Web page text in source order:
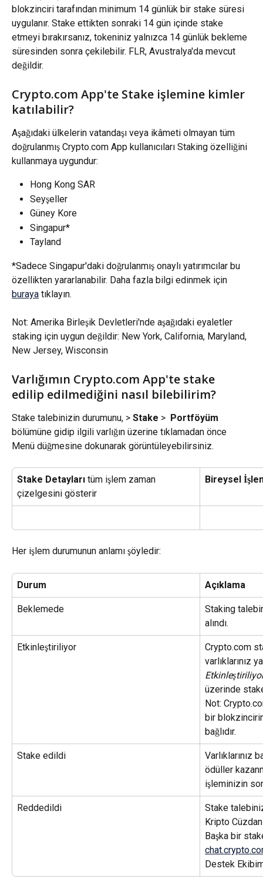
blokzinciri tarafından minimum 14 günlük bir stake süresi
uygulanır. Stake ettikten sonraki 14 gün içinde stake
etmeyi bırakırsanız, tokeniniz yalnızca 14 günlük bekleme
süresinden sonra çekilebilir. FLR, Avustralya'da mevcut
değildir.
Crypto.com App'te Stake işlemine kimler
katılabilir?
Aşağıdaki ülkelerin vatandaşı veya ikâmeti olmayan tüm
doğrulanmış Crypto.com App kullanıcıları Staking özelliğini
kullanmaya uygundur:
Hong Kong SAR
Seyşeller
Güney Kore
Singapur*
Tayland
*Sadece Singapur'daki doğrulanmış onaylı yatırımcılar bu
özellikten yararlanabilir. Daha fazla bilgi edinmek için
buraya tıklayın.
Not: Amerika Birleşik Devletleri'nde aşağıdaki eyaletler
staking için uygun değildir: New York, California, Maryland,
New Jersey, Wisconsin
Varlığımın Crypto.com App'te stake
edilip edilmediğini nasıl bilebilirim?
Stake talebinizin durumunu, > Stake > Portföyüm
bölümüne gidip ilgili varlığın üzerine tıklamadan önce
Menü düğmesine dokunarak görüntüleyebilirsiniz.
Stake Detayları tüm işlem zaman
çizelgesini gösterir
Bireysel
Her işlem durumunun anlamı şöyledir:
Durum Açıklama
Beklemede
Staking
alındı.
Etkinleştiriliyor
Crypto.com
varlıklarınız
üzerinde
Not:
bir
bağlıdır.
Stake edildi
Varlıklarınız
ödüller
işleminizin
Reddedildi
Stake
Kripto
Başka bir
Destek